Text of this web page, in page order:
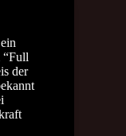
“Full
der